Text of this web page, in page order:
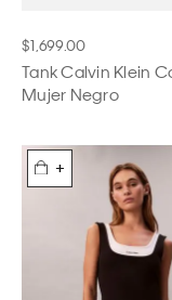
$1,699.00
Tank Calvin Klein
Mujer Negro
+